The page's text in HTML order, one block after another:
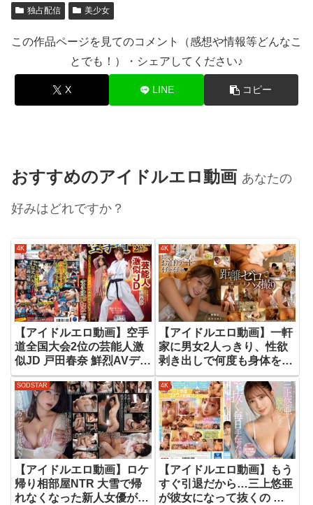
独占配信 美少女
この作品ページを見てのコメント（感想や情報等どんなこ
とでも！）・シェアしてください♪
X LINE コピー
おすすめのアイドルエロ動画 あなたの
好みはどれですか？
4K
【アイドルエロ動画】空手
道全国大会2位の芸能人激
似JD 戸田春奈 鮮烈AVデビ
ュー！
4K
【アイドルエロ動画】一軒
家に男女2人っきり、性欲
剥き出しで何度も身体を重
ねた巣ごもりハメ撮り中出
しSEX！渚恋生
SODSTAR
【アイドルエロ動画】ロケ
帰り相部屋NTR 大雪で帰
れなくなった新人女優が陰
4K
【アイドルエロ動画】もう
すぐ引退だから…三上悠亜
が彼女になって抜くの 毎